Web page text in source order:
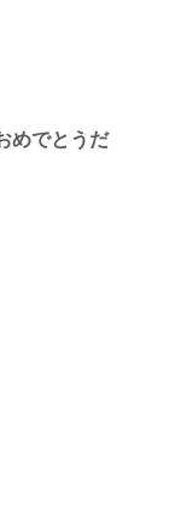
めでとうだ